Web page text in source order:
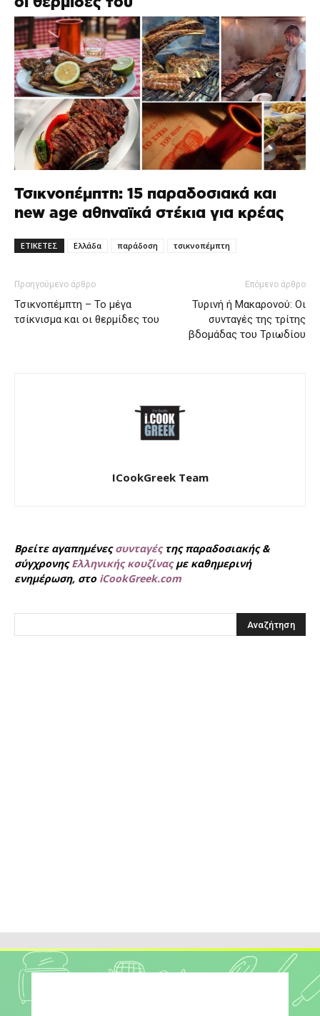
Τσικνοπέμπτη: 15 παραδοσιακά και
new age αθηναϊκά στέκια για κρέας
ΕΤΙΚΕΤΕΣ Ελλάδα παράδοση τσικνοπέμπτη
Προηγούμενο άρθρο
Τσικνοπέμπτη – Το μέγα
τσίκνισμα και οι θερμίδες του
Επόμενο άρθρο
Τυρινή ή Μακαρονού: Οι
συνταγές της τρίτης
βδομάδας του Τριωδίου
ICookGreek Team
Βρείτε αγαπημένεςσυνταγέςτης παραδοσιακής &
σύγχρονηςΕλληνικής κουζίναςμε καθημερινή
ενημέρωση, στο iCookGreek.com